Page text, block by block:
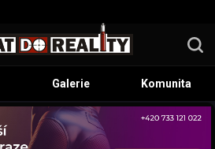
Galerie Komunita